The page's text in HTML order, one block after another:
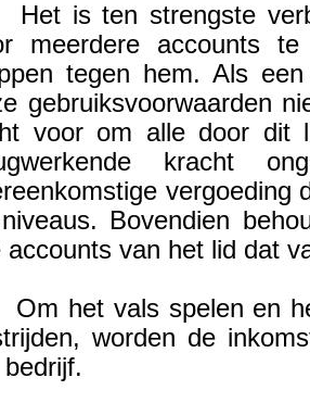
Het is ten strengste
meerdere accounts
tegen hem. Als
gebruiksvoorwaarden
voor om alle door dit
kracht
vergoeding
Bovendien
accounts van het lid dat
Om het vals spelen en
worden de